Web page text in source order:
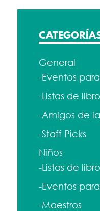
General
-Eventos
-Listas de
-Amigos de
-Staff Picks
Niños
-Listas de
-Eventos
-Maestros